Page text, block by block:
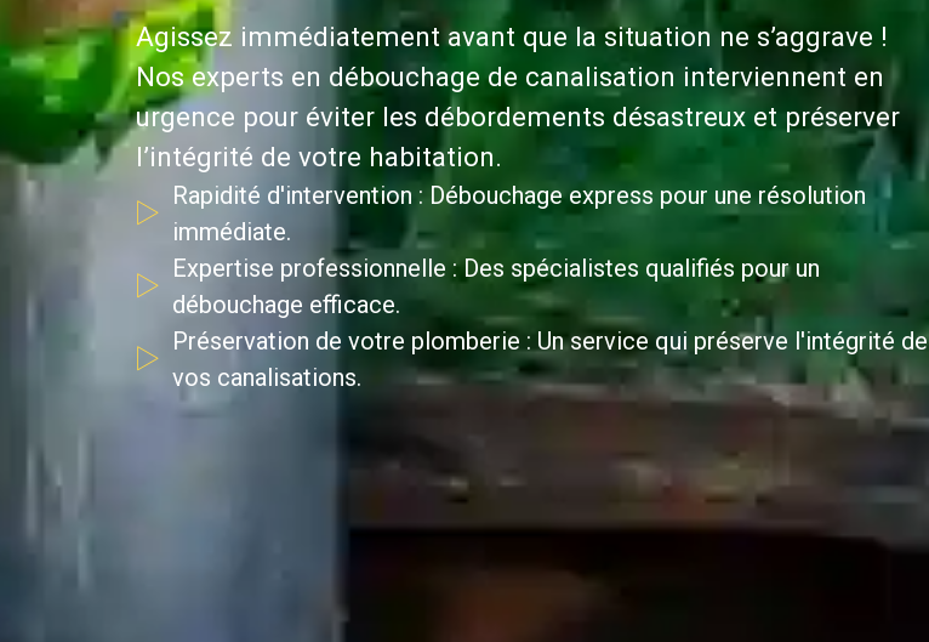
Agissez immédiatement avant que la situation ne s’aggrave !
Nos experts en débouchage de canalisation interviennent en
urgence pour éviter les débordements désastreux et préserver
l’intégrité de votre habitation.
Rapidité d'intervention : Débouchage express pour une résolution
immédiate.
Expertise professionnelle : Des spécialistes qualifiés pour un
débouchage efficace.
Préservation de votre plomberie : Un service qui préserve l'intégrité de
vos canalisations.